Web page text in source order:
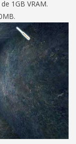
1GB VRAM.